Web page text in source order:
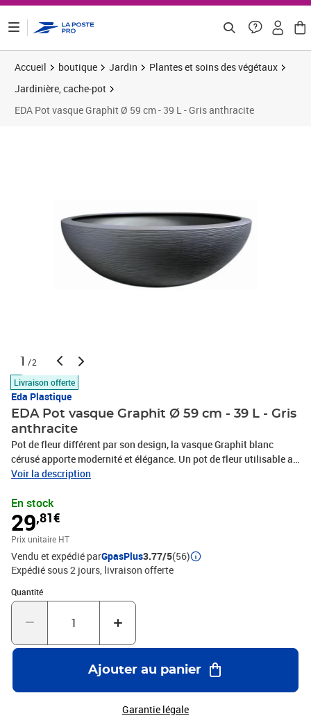
Accueil boutique Jardin
Plantes et soins des végétaux
Jardinière, cache-pot
EDA Pot vasque Graphit Ø 59 cm - 39 L - Gris anthracite
1 /2
Livraison offerte
Eda Plastique
EDA Pot vasque Graphit Ø 59 cm - 39 L - Gris
anthracite
Pot de fleur différent par son design, la vasque Graphit blanc
cérusé apporte modernité et élégance. Un pot de fleur utilisable a
l'intérieur comme a l'extérieur. Les + de ce pot de fleur vasque : -
Voir la description
En stock
29,81€
Prix unitaire HT
Vendu et expédié parGpasPlus3.77/5(56)
Expédié sous 2 jours livraison offerte
Quantité
Quantité : 1
Ajouter au panier
Garantie légale